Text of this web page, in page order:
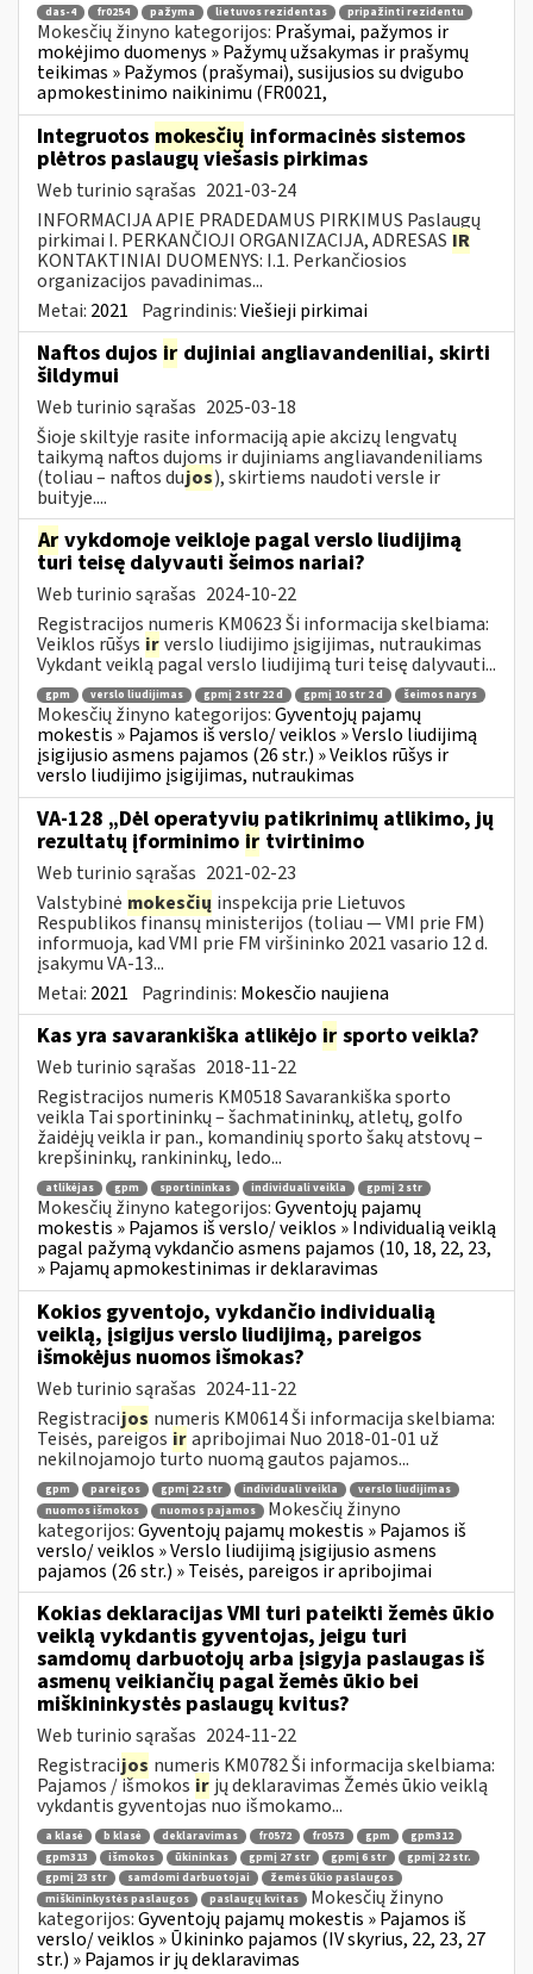
das-4 fr0254 pažyma lietuvos rezidentas pripažinti rezidentu
Mokesčių žinyno kategorijos: Prašymai, pažymos ir
mokėjimo duomenys » Pažymų užsakymas ir prašymų
teikimas » Pažymos (prašymai), susijusios su dvigubo
apmokestinimo naikinimu (FR0021,
Integruotos mokesčių informacinės sistemos
plėtros paslaugų viešasis pirkimas
Web turinio sąrašas 2021-03-24
INFORMACIJA APIE PRADEDAMUS PIRKIMUS Paslaugų
pirkimai I. PERKANČIOJI ORGANIZACIJA, ADRESAS IR
KONTAKTINIAI DUOMENYS: I.1. Perkančiosios
organizacijos pavadinimas...
Metai: 2021 Pagrindinis:Viešieji pirkimai
Naftos dujos ir dujiniai angliavandeniliai, skirti
šildymui
Web turinio sąrašas 2025-03-18
Šioje skiltyje rasite informaciją apie akcizų lengvatų
taikymą naftos dujoms ir dujiniams angliavandeniliams
(toliau – naftos dujos), skirtiems naudoti versle ir
buityje....
Ar vykdomoje veikloje pagal verslo liudijimą
turi teisę dalyvauti šeimos nariai?
Web turinio sąrašas 2024-10-22
Registracijos numeris KM0623 Ši informacija skelbiama:
Veiklos rūšys irverslo liudijimo įsigijimas, nutraukimas
Vykdant veiklą pagal verslo liudijimą turi teisę dalyvauti...
gpm verslo liudijimas gpmį 2 str 22 d gpmį 10 str 2 d šeimos narys
Mokesčių žinyno kategorijos:Gyventojų pajamų
mokestis » Pajamos iš verslo/ veiklos » Verslo liudijimą
įsigijusio asmens pajamos (26 str.) » Veiklos rūšys ir
verslo liudijimo įsigijimas, nutraukimas
VA-128 „Dėl operatyvių patikrinimų atlikimo, jų
rezultatų įforminimo ir tvirtinimo
Web turinio sąrašas 2021-02-23
Valstybinė mokesčių inspekcija prie Lietuvos
Respublikos finansų ministerijos (toliau ― VMI prie FM)
informuoja, kad VMI prie FM viršininko 2021 vasario 12 d.
įsakymu VA-13...
Metai: 2021 Pagrindinis: Mokesčio naujiena
Kas yra savarankiška atlikėjo ir sporto veikla?
Web turinio sąrašas 2018-11-22
Registracijos numeris KM0518 Savarankiška sporto
veikla Tai sportininkų – šachmatininkų, atletų, golfo
žaidėjų veikla ir pan., komandinių sporto šakų atstovų –
krepšininkų, rankininkų, ledo...
atlikėjas gpm sportininkas individuali veikla gpmį 2 str
Mokesčių žinyno kategorijos:Gyventojų pajamų
mokestis » Pajamos iš verslo/ veiklos » Individualią veiklą
pagal pažymą vykdančio asmens pajamos (10, 18, 22, 23,
» Pajamų apmokestinimas ir deklaravimas
Kokios gyventojo, vykdančio individualią
veiklą, įsigijus verslo liudijimą, pareigos
išmokėjus nuomos išmokas?
Web turinio sąrašas 2024-11-22
Registracijos numeris KM0614 Ši informacija skelbiama:
Teisės, pareigos irapribojimai Nuo 2018-01-01 už
nekilnojamojo turto nuomą gautos pajamos...
gpm pareigos gpmį 22 str individuali veikla
verslo liudijimas
nuomos išmokos
nuomos pajamos
Mokesčių žinyno
kategorijos:Gyventojų pajamų mokestis » Pajamos iš
verslo/ veiklos » Verslo liudijimą įsigijusio asmens
pajamos (26 str.) » Teisės, pareigos ir apribojimai
Kokias deklaracijas VMI turi pateikti žemės ūkio
veiklą vykdantis gyventojas, jeigu turi
samdomų darbuotojų arba įsigyja paslaugas iš
asmenų veikiančių pagal žemės ūkio bei
miškininkystės paslaugų kvitus?
Web turinio sąrašas 2024-11-22
Registracijos numeris KM0782 Ši informacija skelbiama:
Pajamos / išmokos ir jų deklaravimas Žemės ūkio veiklą
vykdantis gyventojas nuo išmokamo...
a klasė b klasė deklaravimas fr0572 fr0573 gpm
gpm312
gpm313
išmokos ūkininkas gpmį 27 str gpmį 6 str
gpmį 22 str.
gpmį 23 str
samdomi darbuotojai
žemės ūkio paslaugos
miškininkystės paslaugos
paslaugų kvitas
Mokesčių žinyno
kategorijos:Gyventojų pajamų mokestis » Pajamos iš
verslo/ veiklos » Ūkininko pajamos (IV skyrius, 22, 23, 27
str.) » Pajamos ir jų deklaravimas